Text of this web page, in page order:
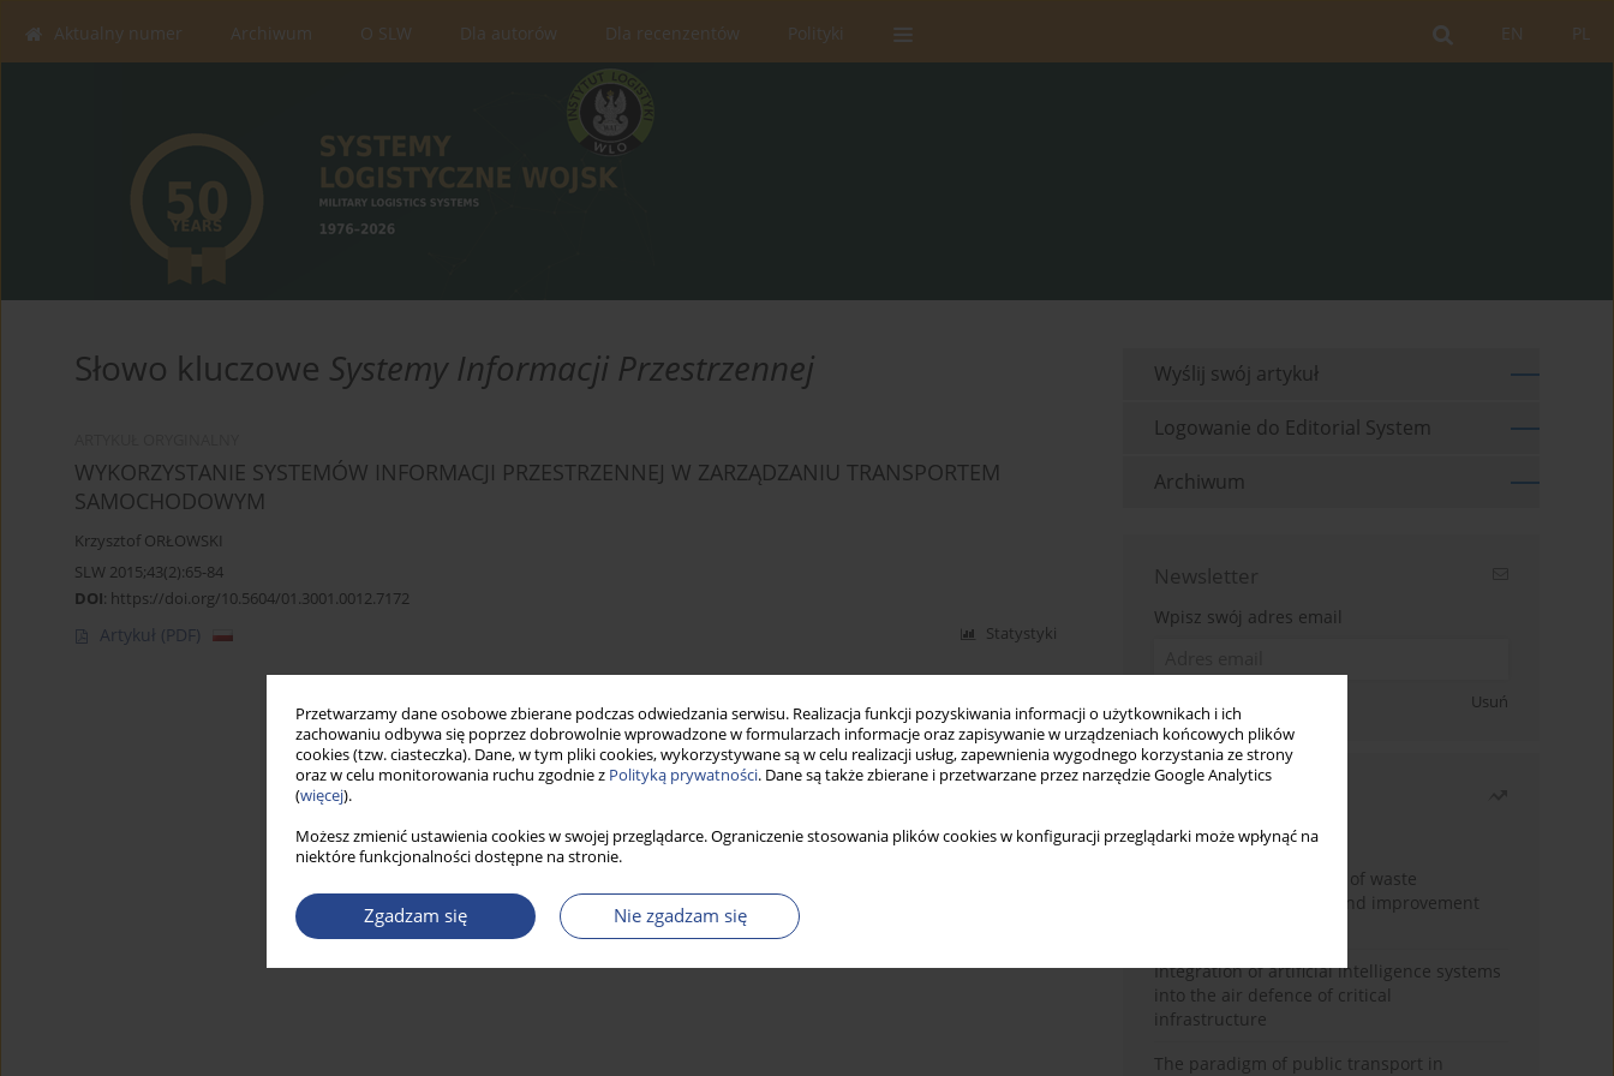
Przetwarzamy dane osobowe zbierane podczas odwiedzania serwisu. Realizacja funkcji pozyskiwania informacji o użytkownikach i ich
zachowaniu odbywa się poprzez dobrowolnie wprowadzone w formularzach informacje oraz zapisywanie w urządzeniach końcowych plików
cookies (tzw. ciasteczka). Dane, w tym pliki cookies, wykorzystywane są w celu realizacji usług, zapewnienia wygodnego korzystania ze strony
oraz w celu monitorowania ruchu zgodnie z Polityką prywatności. Dane są także zbierane i przetwarzane przez narzędzie Google Analytics
(więcej).
Możesz zmienić ustawienia cookies w swojej przeglądarce. Ograniczenie stosowania plików cookies w konfiguracji przeglądarki może wpłynąć na
niektóre funkcjonalności dostępne na stronie.
Zgadzam się Nie zgadzam się
PL
EN
Aktualny numer Archiwum O SLW Dla autorów Dla recenzentów Polityki
Słowo kluczowe Systemy Informacji Przestrzennej
WYKORZYSTANIE SYSTEMÓW INFORMACJI PRZESTRZENNEJ W ZARZĄDZANIU TRANSPORTEM
SAMOCHODOWYM
Krzysztof ORŁOWSKI
SLW 2015;43(2):65-84
DOI: https://doi.org/10.5604/01.3001.0012.7172
Artykuł (PDF) Statystyki
Wyślij swój artykuł
Logowanie do Editorial System
Archiwum
Newsletter
Wpisz swój adres email
Usuń
Miesiąc
Rok
Analysis and evaluation of waste
management logistics and improvement
Integration of artificial intelligence systems
into the air defence of critical
infrastructure
The paradigm of public transport in